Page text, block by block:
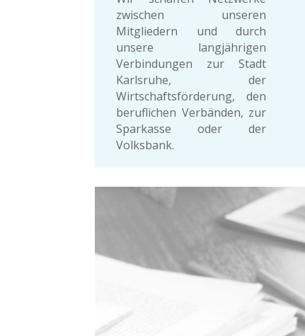
zwischen unseren
Mitgliedern und durch
unsere langjährigen
Verbindungen zur Stadt
Karlsruhe, der
Wirtschaftsförderung, den
beruflichen Verbänden, zur
Sparkasse oder der
Volksbank.